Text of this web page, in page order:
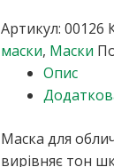
Артикул: 00126
маски, Маски
Опис
Маска для
вирівняє тон